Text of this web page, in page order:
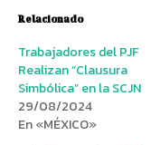
Relacionado
Trabajadores del PJF
Realizan “Clausura
Simbólica” en la SCJN
29/08/2024
En «MÉXICO»